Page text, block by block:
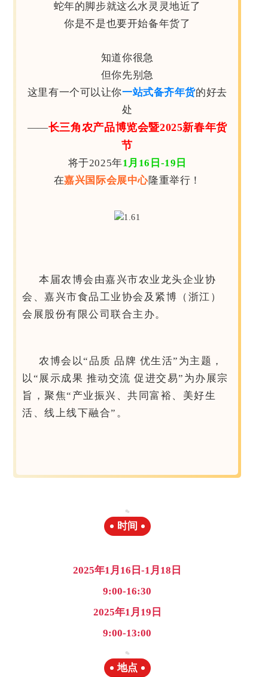
蛇年的脚步就这么水灵灵地近了
你是不是也要开始备年货了
知道你很急
但你先别急
这里有一个可以让你一站式备齐年货的好去
处
——长三角农产品博览会暨2025新春年货
节
将于2025年1月16日-19日
在嘉兴国际会展中心隆重举行！
本届农博会由嘉兴市农业龙头企业协
会、嘉兴市食品工业协会及紧博（浙江）
会展股份有限公司联合主办。
农博会以“品质 品牌 优生活”为主题，
以“展示成果 推动交流 促进交易”为办展宗
旨，聚焦“产业振兴、共同富裕、美好生
活、线上线下融合”。
时间
2025年1月16日-1月18日
9:00-16:30
2025年1月19日
9:00-13:00
地点